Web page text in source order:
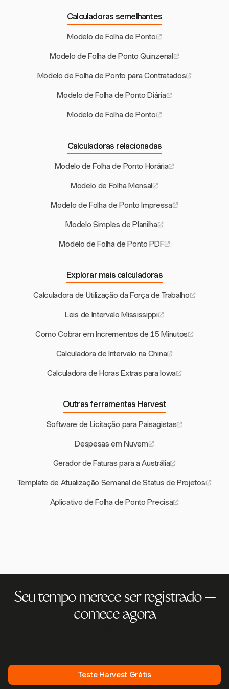
Calculadoras semelhantes
Modelo de Folha de Ponto
Modelo de Folha de Ponto Quinzenal
Modelo de Folha de Ponto para Contratados
Modelo de Folha de Ponto Diária
Modelo de Folha de Ponto
Calculadoras relacionadas
Modelo de Folha de Ponto Horária
Modelo de Folha Mensal
Modelo de Folha de Ponto Impressa
Modelo Simples de Planilha
Modelo de Folha de Ponto PDF
Explorar mais calculadoras
Calculadora de Utilização da Força de Trabalho
Leis de Intervalo Mississippi
Como Cobrar em Incrementos de 15 Minutos
Calculadora de Intervalo na China
Calculadora de Horas Extras para Iowa
Outras ferramentas Harvest
Software de Licitação para Paisagistas
Despesas em Nuvem
Gerador de Faturas para a Austrália
Template de Atualização Semanal de Status de Projetos
Aplicativo de Folha de Ponto Precisa
Seu tempo merece ser registrado —
comece agora
Teste Harvest Grátis